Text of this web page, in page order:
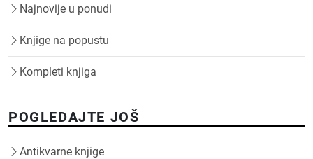
Najnovije u ponudi
Knjige na popustu
Kompleti knjiga
POGLEDAJTE JOŠ
Antikvarne knjige